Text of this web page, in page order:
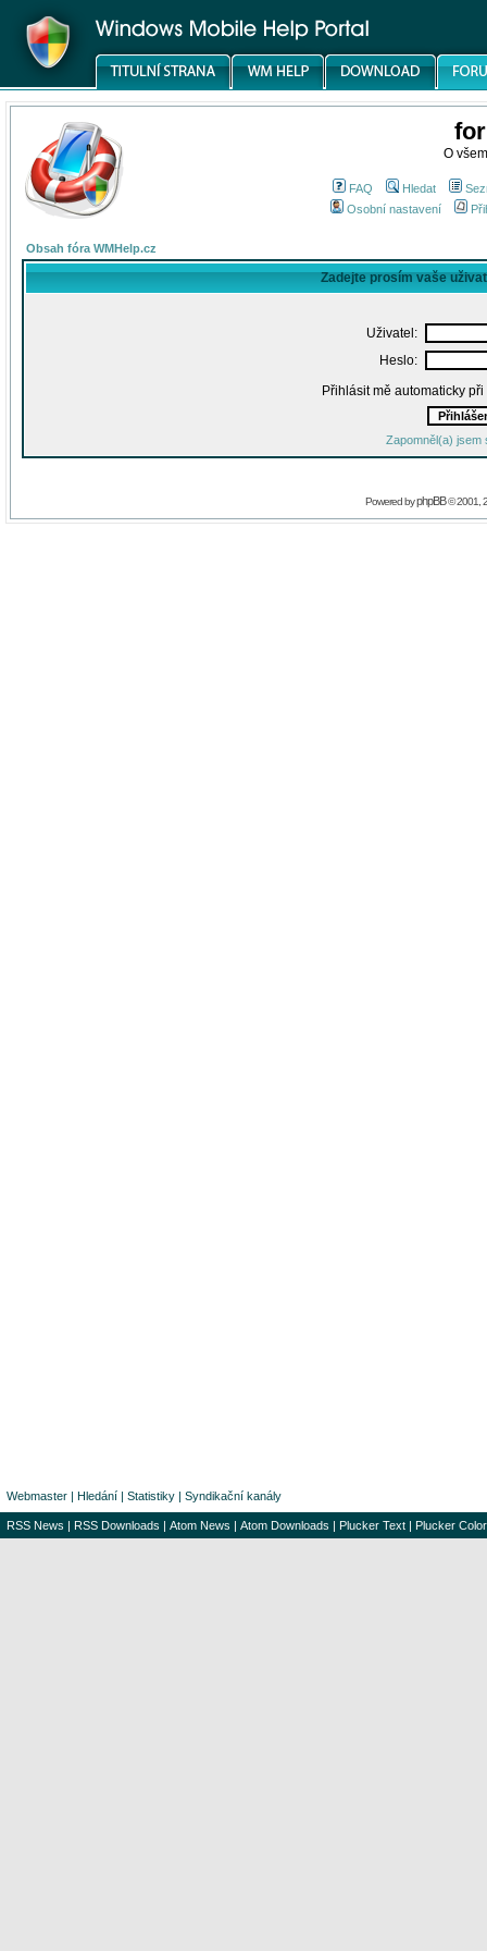
O
FAQ Hledat
Osobní nastavení
Obsah fóra WMHelp.cz
Zadejte prosím vaše
Uživatel:
Heslo:
Přihlásit mě automaticky
Zapomněl(a) jsem
Powered byphpBB© 2001,
Webmaster | Hledání | Statistiky | Syndikační kanály
RSS News | RSS Downloads | Atom News | Atom Downloads | Plucker Text | Plucker Color